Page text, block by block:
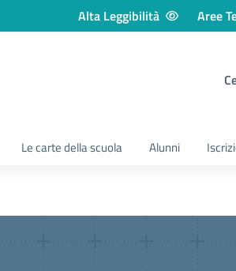
Alta Leggibilità Aree
Le carte della scuola Alunni